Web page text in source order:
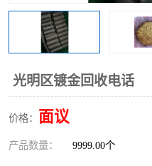
光明区镀金回收电话
价格： 面议
产品数量： 9999.00个